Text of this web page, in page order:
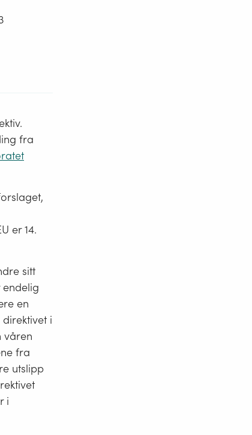
fra
er 14.
sitt
en
i
våren
fra
utslipp
i